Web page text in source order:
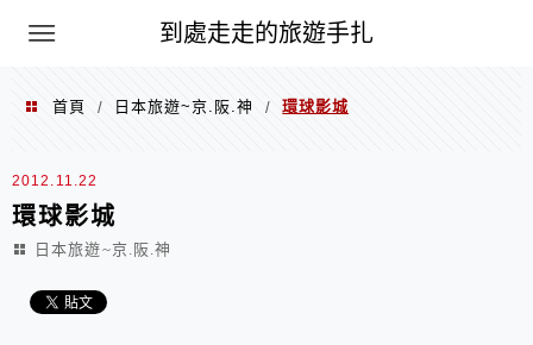
到處走走的旅遊手扎
首頁 / 日本旅遊~京.阪.神 / 環球影城
2012.11.22
環球影城
日本旅遊~京.阪.神